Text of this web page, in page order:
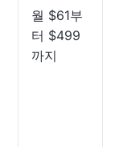
월 $61부
터 $499
까지